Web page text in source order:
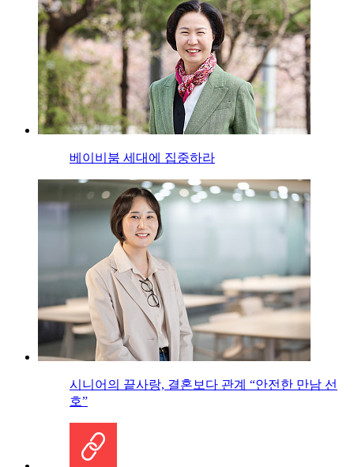
베이비붐 세대에 집중하라
시니어의 끝사랑, 결혼보다 관계 “안전한 만남 선
호”